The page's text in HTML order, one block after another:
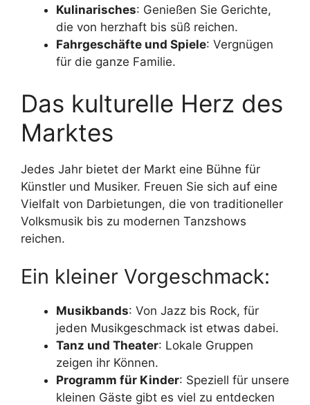
Kulinarisches: Genießen Sie Gerichte,
die von herzhaft bis süß reichen.
Fahrgeschäfte und Spiele: Vergnügen
für die ganze Familie.
Das kulturelle Herz des
Marktes
Jedes Jahr bietet der Markt eine Bühne für
Künstler und Musiker. Freuen Sie sich auf eine
Vielfalt von Darbietungen, die von traditioneller
Volksmusik bis zu modernen Tanzshows
reichen.
Ein kleiner Vorgeschmack:
Musikbands: Von Jazz bis Rock, für
jeden Musikgeschmack ist etwas dabei.
Tanz und Theater: Lokale Gruppen
zeigen ihr Können.
Programm für Kinder: Speziell für unsere
kleinen Gäste gibt es viel zu entdecken